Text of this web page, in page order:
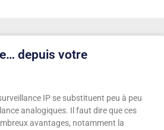
depuis votre
IP se substituent peu à peu
analogiques. Il faut dire que ces
avantages, notamment la